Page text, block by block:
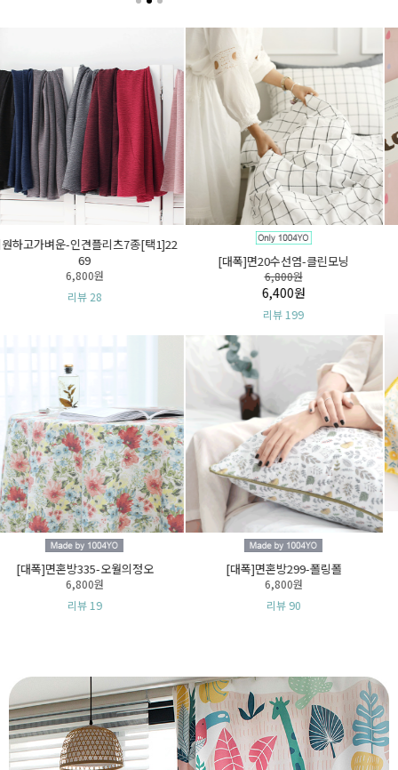
[컷트지]클래시린넨-그린인트립6종[택
1]
3,800원
[컷트지]패브릭포스터-아트나디아9종
[택1]
4,000원
리뷰 120
[DTP컷트지]면20수평직1012-프레이
그런스
7,600원
[DTP컷트지]면20수평직1016-아프리
칸
6,400원